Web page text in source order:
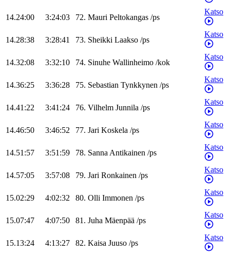
14.24:00 3:24:03 72. Mauri Peltokangas /ps
Katso
14.28:38 3:28:41 73. Sheikki Laakso /ps
Katso
14.32:08 3:32:10 74. Sinuhe Wallinheimo /kok
Katso
14.36:25 3:36:28 75. Sebastian Tynkkynen /ps
Katso
14.41:22 3:41:24 76. Vilhelm Junnila /ps
Katso
14.46:50 3:46:52 77. Jari Koskela /ps
Katso
14.51:57 3:51:59 78. SannaAntikainen /ps
Katso
14.57:05 3:57:08 79. Jari Ronkainen /ps
Katso
15.02:29 4:02:32 80. Olli Immonen /ps
Katso
15.07:47 4:07:50 81. Juha Mäenpää /ps
Katso
15.13:24 4:13:27 82. Kaisa Juuso /ps
Katso